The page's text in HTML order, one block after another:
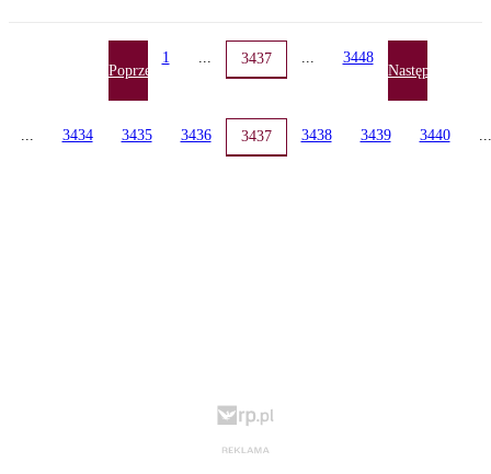
Poprzednia
1 ... 3437 ... 3448
Następna
... 3434 3435 3436 3437 3438 3439 3440 ...